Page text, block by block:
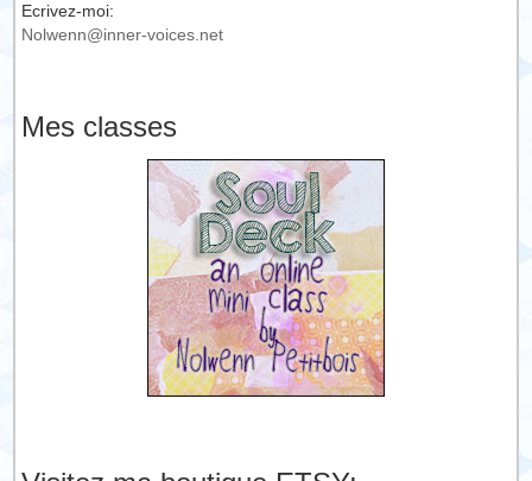
Ecrivez-moi:
Nolwenn@inner-voices.net
Mes classes